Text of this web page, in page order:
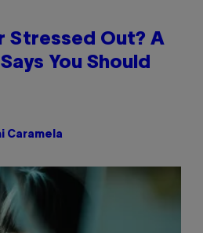
Stressed Out? A
You Should
Caramela